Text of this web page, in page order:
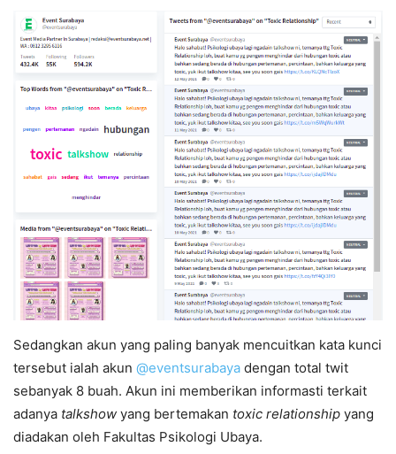
Sedangkan akun yang paling banyak mencuitkan kata kunci
tersebut ialah akun @eventsurabaya dengan total twit
sebanyak 8 buah. Akun ini memberikan informasti terkait
adanya talkshow yang bertemakan toxic relationship yang
diadakan oleh Fakultas Psikologi Ubaya.